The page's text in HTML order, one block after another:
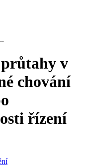
v
chování
řízení